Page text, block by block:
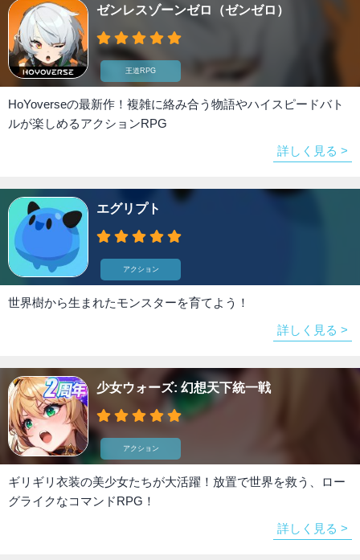
ゼンレスゾーンゼロ（ゼンゼロ）
王道RPG
HoYoverseの最新作！複雑に絡み合う物語やハイスピードバト
ルが楽しめるアクションRPG
詳しく見る >
エグリプト
アクション
世界樹から生まれたモンスターを育てよう！
詳しく見る >
少女ウォーズ: 幻想天下統一戦
アクション
ギリギリ衣装の美少女たちが大活躍！放置で世界を救う、ロー
グライクなコマンドRPG！
詳しく見る >